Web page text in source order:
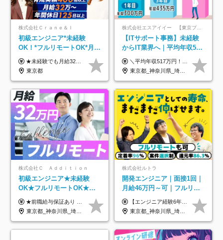
株式会社Ｃｒａｎｅ＆Ｉ
初級エンジニア*未経験
OK！*フルリモートOK*月給
32万～*残業月9.8h*1ヶ月の
研修*資格取得率100％
★未経験でも月給32万円スタート★ 月収32万円～35万円＋各種手当（資格手当だけで毎月15万の上乗せ実績あり！） ★資格手当豊富！1資格につき最大3万円支給 ★功績手当の導入で、毎月のお給与に上乗せで最大10万円支給している社員も！ ★1回の昇級で年収数十万UPも可 ★ゆくゆくは年収1000万以上も目指せる 年俸384万円～1,162万8,000円（12分割） ※経験・スキルを考慮の上決定します ※上記金額には固定残業代（月30h分・60,800円～66,500円）を含みます ※超過分は別途全額支給します ※試用期間2ヶ月間あり（その他待遇に差異はありません）
東京都
株式会社エスアイイー 【東京プロマーケット上場】
【ITサポート事務】未経験
からIT業界へ｜平均年収517
万円｜ホワイト企業認定｜
年休134日｜リモートOK
＼平均年収517万円！入社5年目まで毎年必ず昇給／ ■賞与年3回 ■年収800万円以上も可 ■入社3年以上の平均年収469.2万円 月給23万2000円以上＋賞与年3回＋各種手当 ☆入社5年目まで最大1万5000円の定期昇給を確約 ┃各種手当充実 ・規定の資格を取得すれば、2000円～5万円を毎月支給（2万4000円～60万円／年） ・研修中に取得した取得率95％の資格でも研修後の給料UP ※月給は年齢・経験・能力を考慮して、優遇いたします ※上記月給金額は固定残業代（20時間/3万1300円円以上）を含み、超過分は別途支給いたします ※試用期間（6ヶ月）は月給に変動はありますが、その他待遇に差異はありません ├入社後1ヶ月～3ヶ月間は、月給20万1900円となります └上記金額は固定残業代（10時間／1万6000円）を含み、超過分は別途支給いたします
東京都_神奈川県_埼玉県_千葉県_大阪府_愛知県_北海道_青森県_岩手県_宮城県_秋田県_山形県_福島県_茨城県_栃木県_群馬県_新潟県_山梨県_長野県_富山県_石川県_福井県_静岡県_岐阜県_三重県_兵庫県_京都府_滋賀県_奈良県_和歌山県_広島県_岡山県_鳥取県_島根県_山口県_徳島県_香川県_愛媛県_高知県_福岡県_熊本県_佐賀県_長崎県_大分県_宮崎県_鹿児島県_沖縄県
株式会社Ｃ Ａｄｄｉｔｉｏｎ
初級エンジニア★未経験
OK★フルリモートOK★月
給32万円～★残業月10h＆
年休120日以上★副業可
★前職給与保証あり ★月給32万円以上＋インセンティブあり 月給32万円以上＋インセンティブ＋各種手当 ※上記には固定残業代（月30時間・44,400円～）を含みます ※超過分は別途支給します ※試用期間はございません ★＼成果＝あなたの収入／★ 【1】案件単価ー8万円＝あなたの給与 参画したプロジェクトの案件単価から 一律8万円引いた金額があなたの給与です！ （月給例） ■1人称での構築・小規模な詳細設計 案件単価55万円ー8万円＝月給47万円（還元率85.5%） ■大型案件の設計・構築やプロジェクト管理 案件単価90万円ー8万円＝月給82万円（還元率91.1%） ‥‥‥‥‥‥‥‥‥‥‥‥‥‥‥‥‥‥ 【2】月給の他にも豊富なインセンティブあり 全員が月3～13万円のインセンティブをゲットしています！ ≪インセンティブ制度≫ 稼働している現場で増員・交代が発生し、 当社の人員を配属が決定した際に支給。 ◇C Addition正社員が参画 ：実粗利の10%／毎月 ◇協力会社所属の社員が参画：実粗利の30%／毎月 ≪リファラル制度≫ あなたの知り合いが当社のメンバーになった際に、 毎月1人あたり2万円支給します◎ ‥‥‥‥‥‥‥‥‥‥‥‥‥‥‥‥‥‥
東京都_神奈川県_埼玉県_千葉県_大阪府_愛知県_北海道_青森県_岩手県_宮城県_秋田県_山形県_福島県_茨城県_栃木県_群馬県_新潟県_山梨県_長野県_富山県_石川県_福井県_静岡県_岐阜県_三重県_兵庫県_京都府_滋賀県_奈良県_和歌山県_広島県_岡山県_鳥取県_島根県_山口県_徳島県_香川県_愛媛県_高知県_福岡県_熊本県_佐賀県_長崎県_大分県_宮崎県_鹿児島県_沖縄県
株式会社ルトラ
開発エンジニア｜面接1回｜
月給46万円～可｜フルリモ
ートも可｜案件選択制｜定
着率96％以上｜副業OK｜住
宅手当
【エンジニア経験6年以上の方】 月給46万円～100万円（固定残業代含む） ※上記月給には月30時間分の固定残業代（月8万7,400円～月19万円）を含む。超過分は全額支給。 【エンジニア経験4年以上の方】 月給42万円～100万円（固定残業代含む） ※上記月給には月30時間分の固定残業代（月7万9,800円～月19万円）を含む。超過分は全額支給。 【エンジニア経験4年未満の方】 月給38万円～100万円（固定残業代含む） ※上記月給には月30時間分の固定残業代（月7万2,200円～月19万円）を含む。超過分は全額支給。 ※経験、スキル、前職給与などを踏まえて決定。 ◆ルトラの給与制度のポイント！◆ ・社員の95%が入社時に年収UP！最高で300万円UPの実績も ・平均還元率86.3%（交通費・住宅手当・会社負担分の社保も含む） ・人柄やポテンシャルを評価し、スキル以上の希望年収を提示することも ・退職金制度やリファラル手当（平均50万円）あり
東京都_神奈川県_埼玉県_千葉県_大阪府_愛知県_北海道_青森県_岩手県_宮城県_秋田県_山形県_福島県_茨城県_栃木県_群馬県_新潟県_山梨県_長野県_富山県_石川県_福井県_静岡県_岐阜県_三重県_兵庫県_京都府_滋賀県_奈良県_和歌山県_広島県_岡山県_鳥取県_島根県_山口県_徳島県_香川県_愛媛県_高知県_福岡県_熊本県_佐賀県_長崎県_大分県_宮崎県_鹿児島県_沖縄県